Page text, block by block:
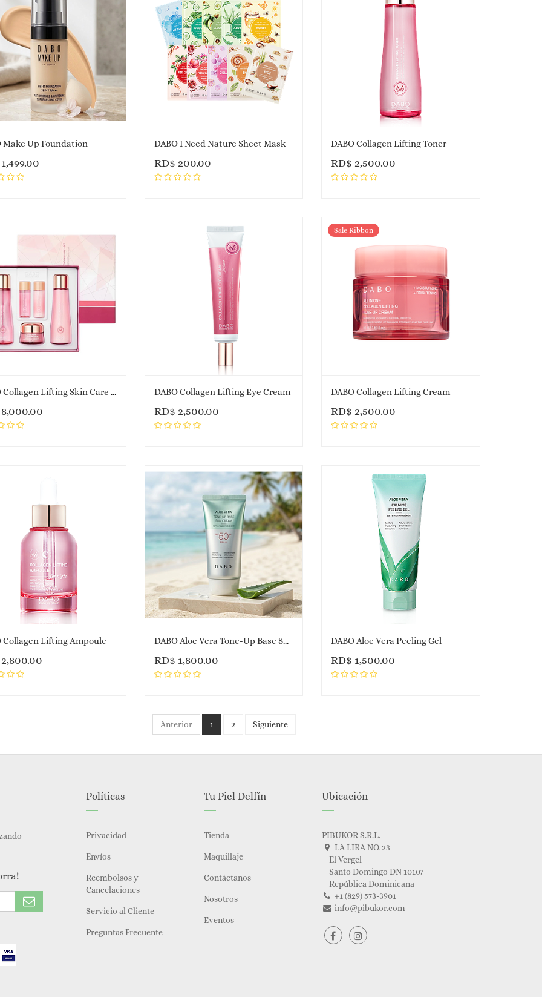
Make Up Foundation
1,499.00
DABO I Need Nature Sheet Mask
RD$ 200.00
DABO Collagen Lifting Toner
RD$ 2,500.00
DABO Collagen Lifting Skin Care 3 Set
8,000.00
DABO Collagen Lifting Eye Cream
RD$ 2,500.00
Sale Ribbon
DABO Collagen Lifting Cream
RD$ 2,500.00
Collagen Lifting Ampoule
2,800.00
DABO Aloe Vera Tone-Up Base Sunscream 70ml
RD$ 1,800.00
DABO Aloe Vera Peeling Gel
RD$ 1,500.00
Anterior 1 2 Siguiente
Políticas
Privacidad
Envíos
Reembolsos y
Cancelaciones
Servicio al Cliente
Preguntas Frecuente
Tu Piel Delfín
Tienda
Maquillaje
Contáctanos
Nosotros
Eventos
Ubicación
PIBUKOR S.R.L.
LA LIRA NO. 23
El Vergel
Santo Domingo DN 10107
República Dominicana
+1 (829) 573-3901
info@pibukor.com